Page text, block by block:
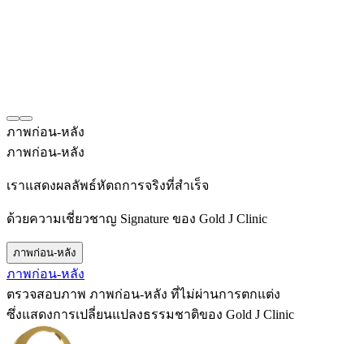
ภาพก่อน-หลัง
ภาพก่อน-หลัง
เราแสดงผลลัพธ์หัตถการจริงที่สำเร็จ
ด้วยความเชี่ยวชาญ Signature ของ Gold J Clinic
ภาพก่อน-หลัง
ภาพก่อน-หลัง
ตรวจสอบภาพ ภาพก่อน-หลัง ที่ไม่ผ่านการตกแต่ง
ซึ่งแสดงการเปลี่ยนแปลงธรรมชาติของ Gold J Clinic